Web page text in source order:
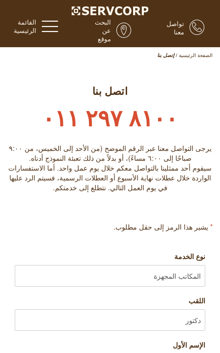
القائمة
الرئيسية
البحث
عن
موقع
تواصل
معنا
الصفحة الرئيسية / إتصل بنا
اتصل بنا
٨١٠٠ ٢٩٧ ٠١١
يرجى التواصل معنا عبر الرقم الموضح (من الأحد إلى الخميس، من ٩:۰۰
صباحًا إلى ٦:۰۰ مساءً)، أو بدلاً من ذلك تعبئة النموذج أدناه.
سيقوم أحد ممثلينا بالتواصل معكم خلال يوم عمل واحد. أما الاستفسارات
الواردة خلال عطلات نهاية الأسبوع أو العطلات الرسمية، فسيتم الرد عليها
في يوم العمل التالي. نتطلع إلى خدمتكم.
* يشير هذا الرمز إلى حقل مطلوب.
نوع الخدمة
اللقب
الإسم الأول